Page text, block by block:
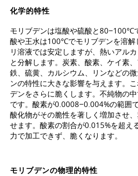
化学的特性
モリブデンは塩酸や硫酸と80−100°C
酸や王水は100°Cでモリブデンを溶
リ溶液では安定しますが、熱いアル
と分解します。炭素、酸素、ケイ素、
鉄、硫黄、カルシウム、リンなどの
ンの特性に大きな影響を与えます。
デンをさらに脆くします。不純物の
です。酸素が0.0008−0.004%の範囲
酸化物がその脆性を著しく増加させ
せます。酸素の割合が0.015%を超え
力で加工できず、脆くなります。
モリブデンの物理的特性